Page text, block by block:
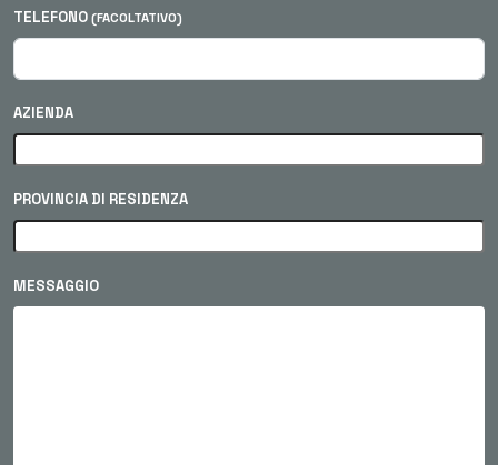
TELEFONO (FACOLTATIVO)
AZIENDA
PROVINCIA DI RESIDENZA
MESSAGGIO